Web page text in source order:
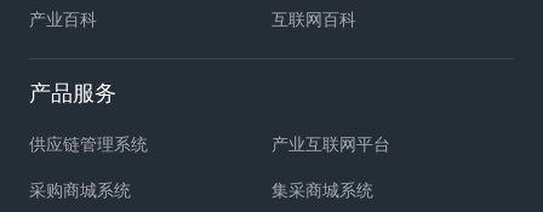
产业百科 互联网百科
产品服务
供应链管理系统 产业互联网平台
采购商城系统 集采商城系统